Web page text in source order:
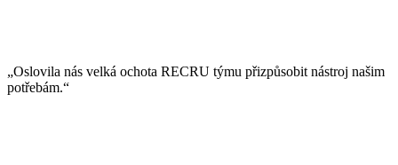
„Oslovila nás velká ochota RECRU týmu přizpůsobit nástroj našim
potřebám.“